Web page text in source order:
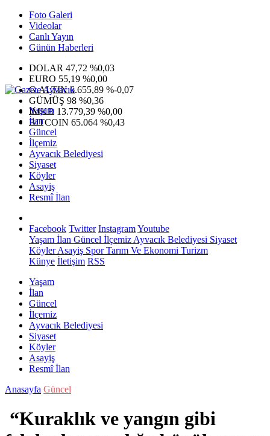
Foto Galeri
Videolar
Canlı Yayın
Günün Haberleri
DOLAR 47,72 %0,03
EURO 55,19 %0,00
G.ALTIN6.655,89 %-0,07
GÜMÜŞ 98 %0,36
IMKB 13.779,39 %0,00
BITCOIN 65.064 %0,43
Yaşam
İlan
Güncel
İlçemiz
Ayvacık Belediyesi
Siyaset
Köyler
Asayiş
Resmî İlan
Facebook Twitter InstagramYoutube
Yaşam İlan Güncel İlçemiz Ayvacık Belediyesi Siyaset
KöylerAsayiş SporTarım Ve Ekonomi Turizm
Künye İletişim RSS
Yaşam
İlan
Güncel
İlçemiz
Ayvacık Belediyesi
Siyaset
Köyler
Asayiş
Resmî İlan
Anasayfa Güncel
“Kuraklık ve yangın gibi